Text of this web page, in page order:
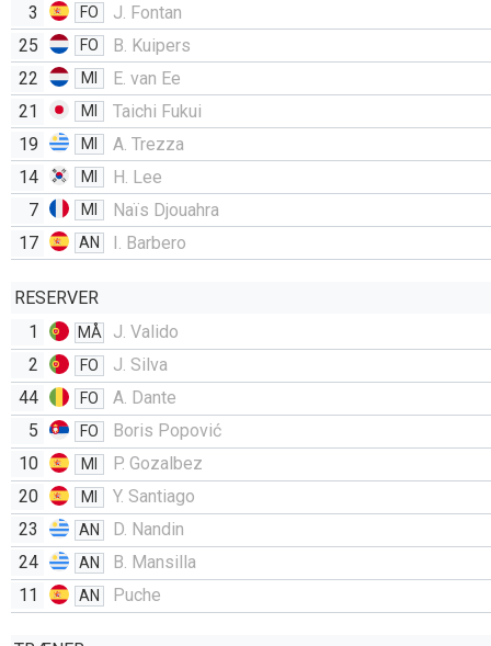
3
FO
J. Fontan
25
FO
B. Kuipers
22
MI
E. van Ee
21
MI
Taichi Fukui
19
MI
A. Trezza
14
MI
H. Lee
7
MI
Naïs Djouahra
17
AN I. Barbero
RESERVER
1
MÅ
J. Valido
2
FO
J. Silva
44
FO
A. Dante
5
FO
Boris Popović
10
MI
P. Gozalbez
20
MI
Y. Santiago
23
AN
D. Nandin
24
AN
B. Mansilla
11
AN Puche